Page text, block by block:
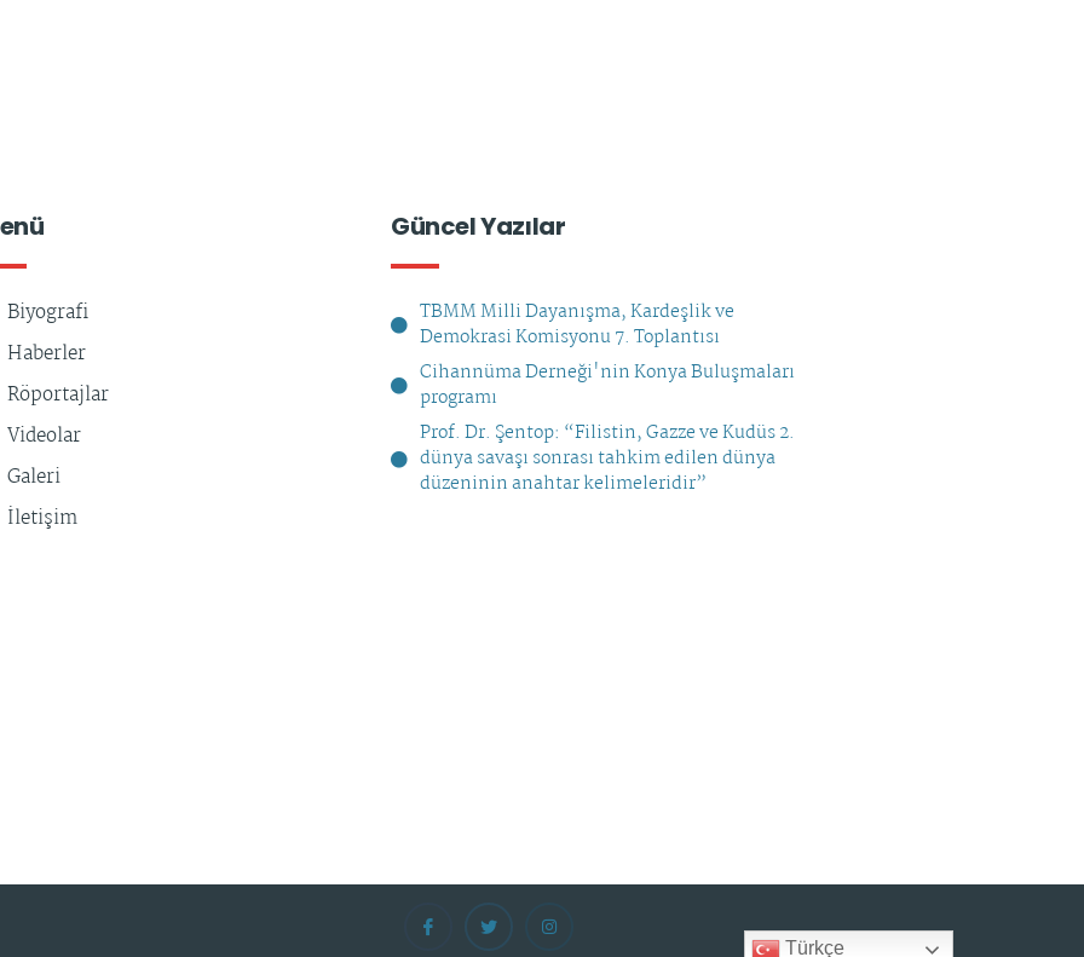
Biyografi
Haberler
Röportajlar
Videolar
Galeri
İletişim
Güncel Yazılar
TBMM Milli Dayanışma, Kardeşlik ve
Demokrasi Komisyonu 7. Toplantısı
Cihannüma Derneği'nin Konya Buluşmaları
programı
Prof. Dr. Şentop: “Filistin, Gazze ve Kudüs 2.
dünya savaşı sonrası tahkim edilen dünya
düzeninin anahtar kelimeleridir”
Türkçe